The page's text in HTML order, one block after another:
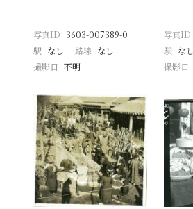
−
写真ID 3603-007389-0
駅 なし 路線 なし
撮影日
不明
−
写真ID
駅 なし
撮影日